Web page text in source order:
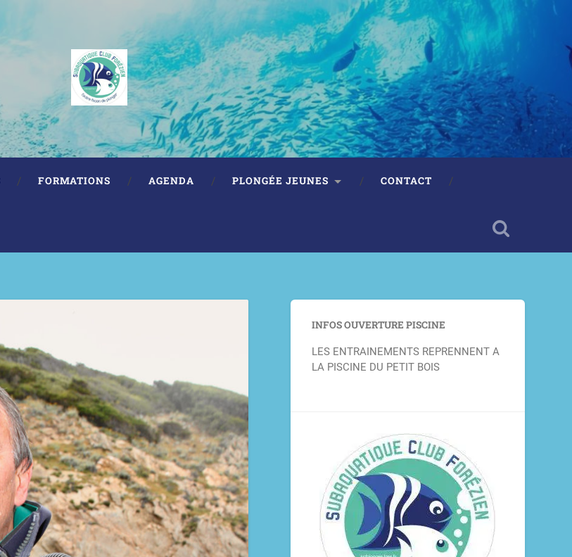
FORMATIONS AGENDA PLONGÉE JEUNES CONTACT
INFOS OUVERTURE PISCINE
LES ENTRAINEMENTS REPRENNENT A
LA PISCINE DU PETIT BOIS